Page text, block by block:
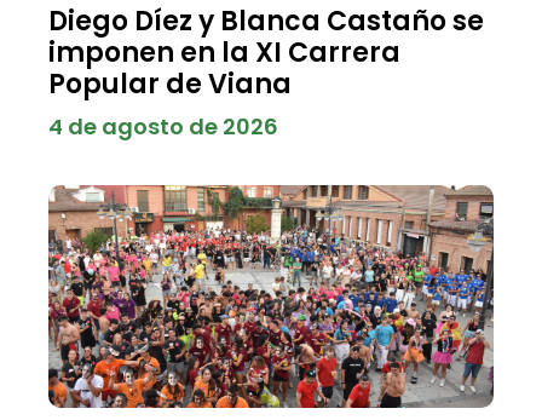
Diego Díez y Blanca Castaño se
imponen en la XI Carrera
Popular de Viana
4 de agosto de 2026